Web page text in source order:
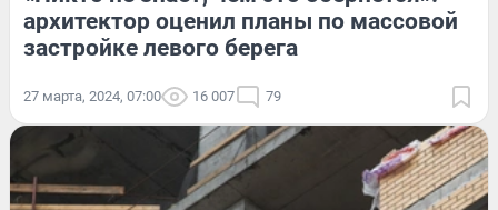
архитектор оценил планы по массовой
застройке левого берега
27 марта, 2024, 07:00 16 007 79